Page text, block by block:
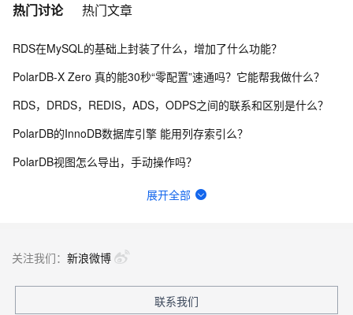
热门讨论 热门文章
RDS在MySQL的基础上封装了什么，增加了什么功能？
PolarDB-X Zero 真的能30秒“零配置”速通吗？它能帮我做什么？
RDS，DRDS，REDIS，ADS，ODPS之间的联系和区别是什么？
PolarDB的InnoDB数据库引擎 能用列存索引么？
PolarDB视图怎么导出，手动操作吗？
有了RDS，为什么要有DRDS，DRDS的功能是什么？
PolarDB可以在本地部署吗 ？
展开全部
关注我们： 新浪微博
联系我们